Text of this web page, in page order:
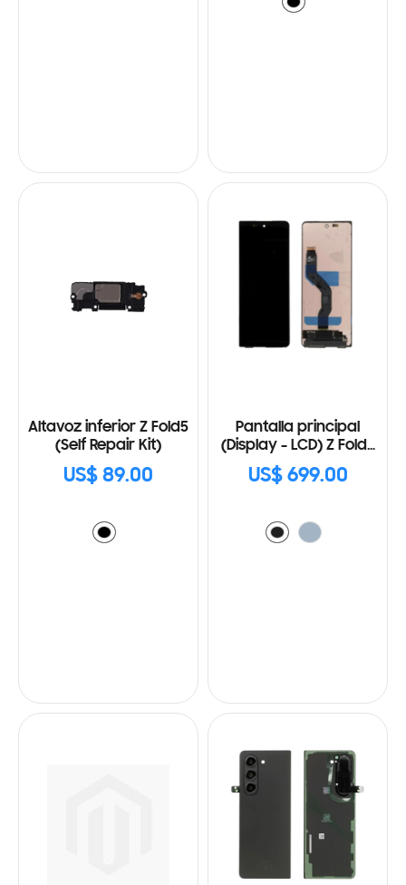
Altavoz inferior Z Fold5
(Self Repair Kit)
US$ 89.00
Pantalla principal
(Display - LCD) Z Fold5
(Self Repair Kit)
US$ 699.00